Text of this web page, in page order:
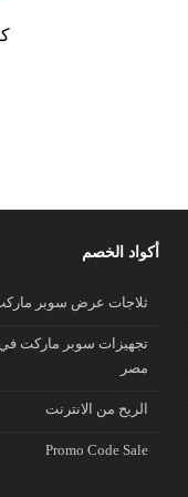
أكواد الخصم
ثلاجات عرض سوبر
تجهيزات سوبر ماركت في
مصر
الريح من الانترنت
Promo Code Sale